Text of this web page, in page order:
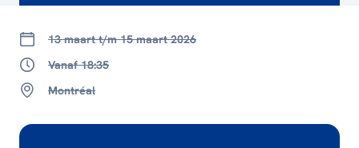
13 maart t/m 15 maart 2026
Vanaf 18:35
Montréal